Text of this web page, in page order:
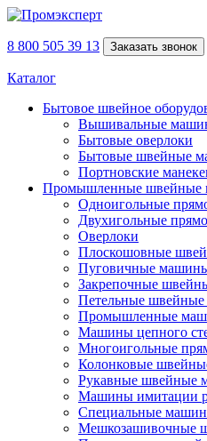
8 800 505 39 13 Заказать звонок
Каталог
Бытовое швейное
Вышивальные
Бытовые оверлоки
Бытовые швейные
Портновские
Промышленные швейные
Одноигольные
Двухигольные
Оверлоки
Плоскошовные
Пуговичные
Закрепочные
Петельные
Промышленные
Машины цепного
Многоигольные
Колонковые
Рукавные швейные
Машины имитации
Специальные
Мешкозашивочные